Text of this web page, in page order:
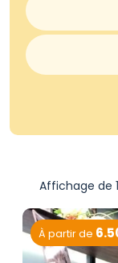
Affichage de
À partir de